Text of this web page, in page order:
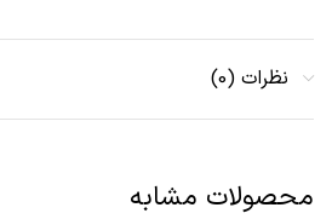
نظرات (0)
محصولات مشابه